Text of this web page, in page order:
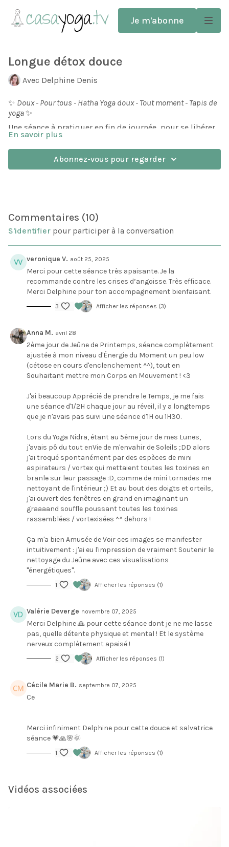
Je m'abonne
Longue détox douce
Avec Delphine Denis
✨ Doux - Pour tous - Hatha Yoga doux - Tout moment - Tapis de
yoga✨
Une séance à pratiquer en fin de journée, pour se libérer
des tensions physiques et émotionnelles.
La séance se termine par un Yoga Nidra pour faire briller
votre soleil intérieur, puis un Pranayama doux et detox.
En savoir plus
Abonnez-vous pour regarder
Commentaires (10)
S'identifier pour participer à la conversation
veronique V. août 25, 2025
Merci pour cette séance très apaisante. Je la
recommande contre les crises d’angoisse. Très efficace.
Merci Delphine pour ton accompagnement bienfaisant.
3 Afficher les réponses (3)
Anna M. avril 28
2ème jour de Jeûne de Printemps, séance complètement
ajustée à mon niveau d'Énergie du Moment un peu low
(cétose en cours d'enclenchement ^^), tout en
Souhaitant mettre mon Corps en Mouvement ! <3
J'ai beaucoup Apprécié de prendre le Temps, je me fais
une séance d'1/2H chaque jour au réveil, il y a longtemps
que je n'avais pas suivi une séance d'1H ou 1H30.
Lors du Yoga Nidra, étant au 5ème jour de mes Lunes,
j'avais pô du tout enVie de m'envahir de Soleils ;DD alors
j'ai troqué spontanément par des espèces de mini
aspirateurs / vortex qui mettaient toutes les toxines en
branle sur leur passage :D, comme de mini tornades me
nettoyant de l'intérieur ;) Et au bout des doigts et orteils,
j'ai ouvert des fenêtres en grand en imaginant un
graaaand souffle poussant toutes les toxines
rassemblées / vortexisées ^^ dehors !
Ça m'a bien Amusée de Voir ces images se manifester
intuitivement : j'ai eu l'impression de vraiment Soutenir le
nettoyage du Jeûne avec ces visualisations
"énergétiques".
1 Afficher les réponses (1)
Valérie Deverge novembre 07, 2025
Merci Delphine 🙏 pour cette séance dont je ne me lasse
pas, quelle détente physique et mental ! Et le système
nerveux complètement apaisé !
2 Afficher les réponses (1)
Cécile Marie B. septembre 07, 2025
Ce
Merci infiniment Delphine pour cette douce et salvatrice
séance 💗🙏🌸🌞
1 Afficher les réponses (1)
Vidéos associées